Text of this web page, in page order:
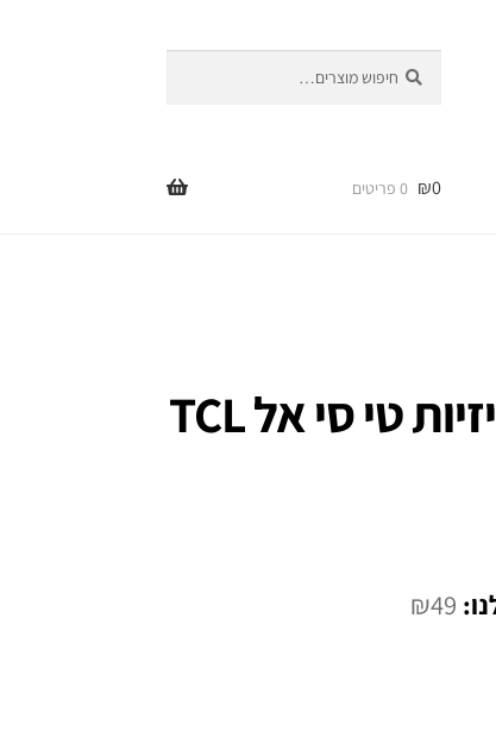
עבור:
₪0 0 פריטים
שלט אוניברסלי לטלוויזיות טי סי אל TCL
₪49 המחיר